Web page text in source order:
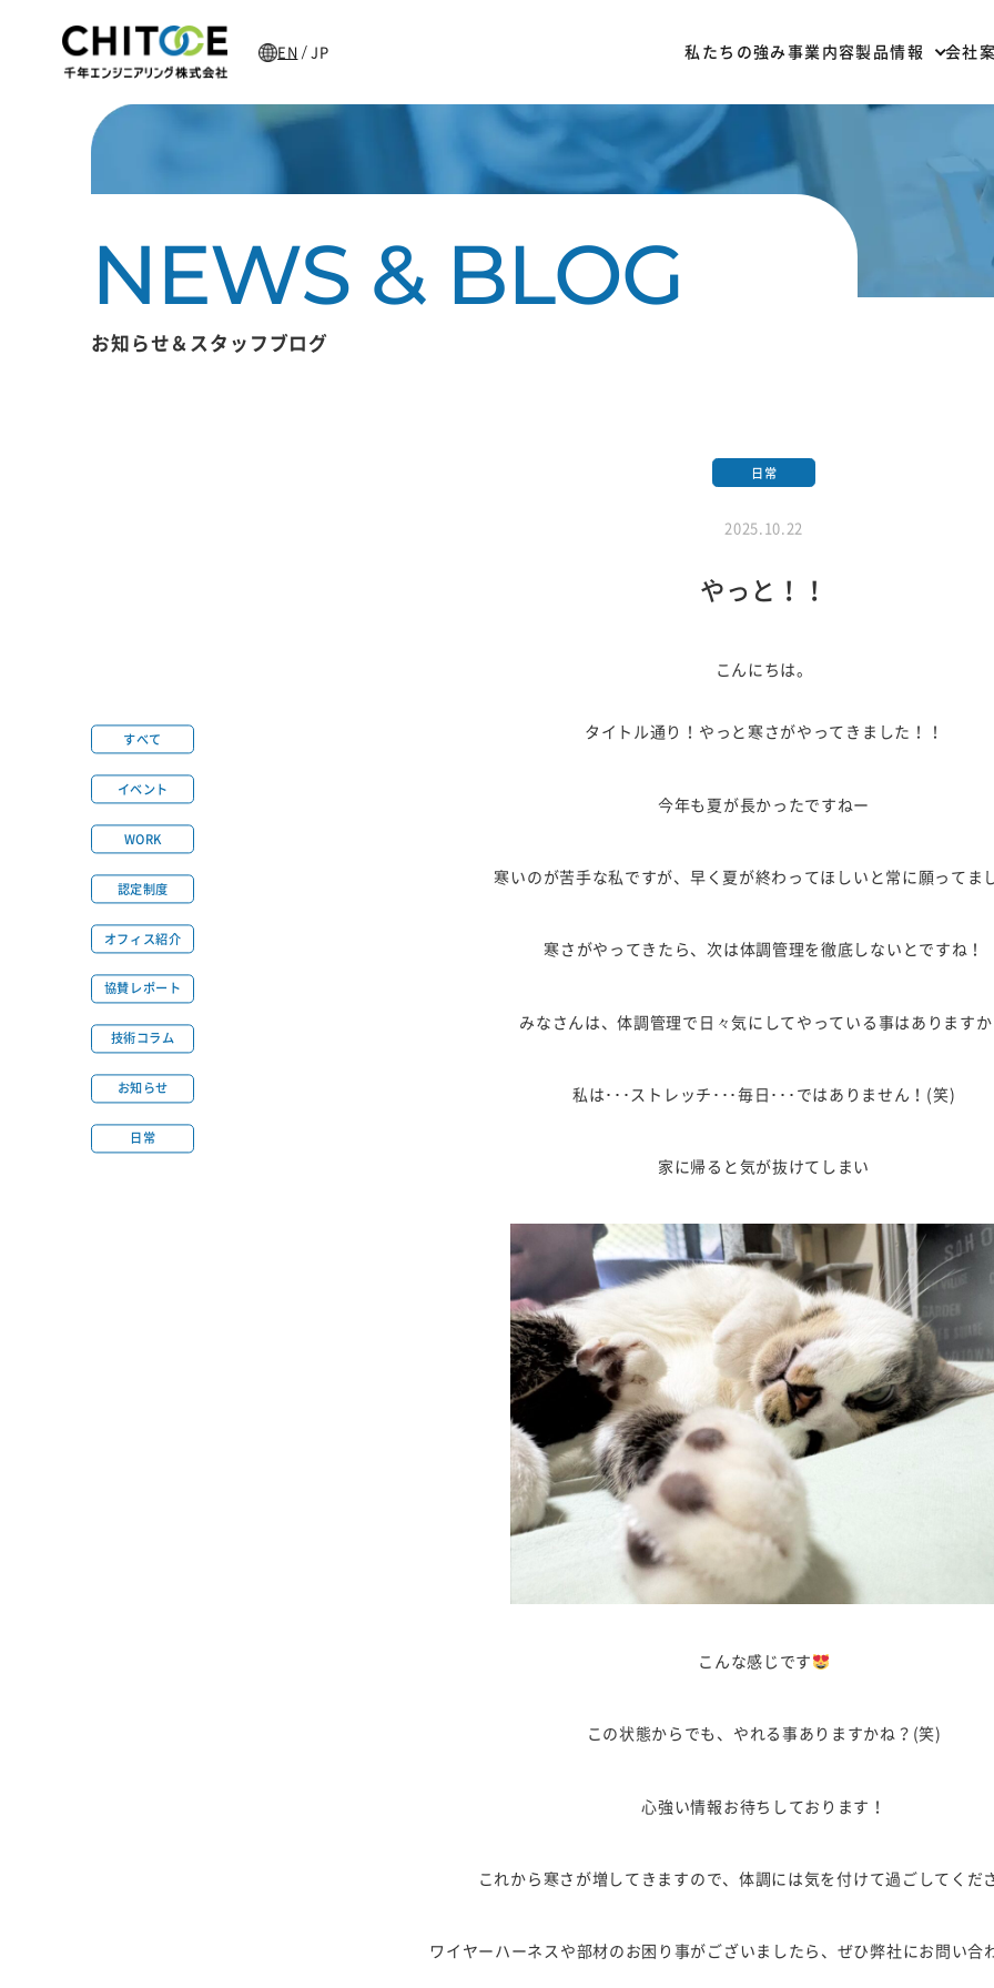
EN / JP 私たちの強み事業内容製品情報 会社
お知らせ＆スタッフブログ
すべて
イベント
WORK
認定制度
オフィス紹介
協賛レポート
技術コラム
お知らせ
日常
日常
2025.10.22
やっと！！
こんにちは。
タイトル通り！やっと寒さがやってきました！！
今年も夏が長かったですねー
寒いのが苦手な私ですが、早く夏が終わってほしいと常に願ってま
寒さがやってきたら、次は体調管理を徹底しないとですね！
みなさんは、体調管理で日々気にしてやっている事はあります
私は･･･ストレッチ･･･毎日･･･ではありません！(笑)
家に帰ると気が抜けてしまい
こんな感じです
この状態からでも、やれる事ありますかね？(笑)
心強い情報お待ちしております！
これから寒さが増してきますので、体調には気を付けて過ごしてくだ
ワイヤーハーネスや部材のお困り事がございましたら、ぜひ弊社にお問い